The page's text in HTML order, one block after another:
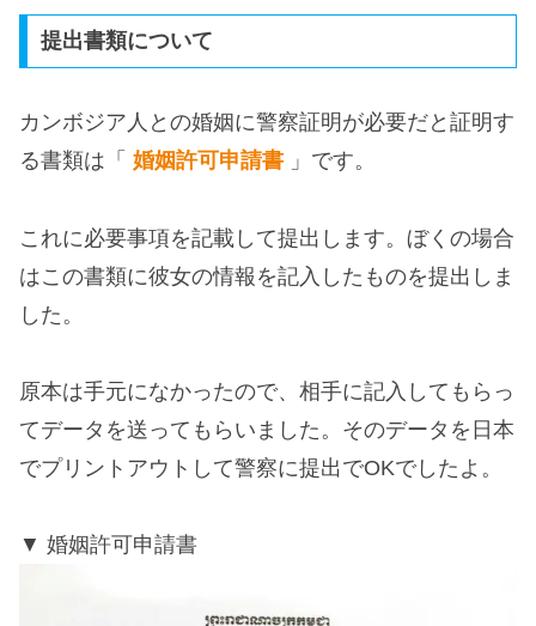
提出書類について
カンボジア人との婚姻に警察証明が必要だと証明す
る書類は「 婚姻許可申請書 」です。
これに必要事項を記載して提出します。ぼくの場合
はこの書類に彼女の情報を記入したものを提出しま
した。
原本は手元になかったので、相手に記入してもらっ
てデータを送ってもらいました。そのデータを日本
でプリントアウトして警察に提出でOKでしたよ。
婚姻許可申請書